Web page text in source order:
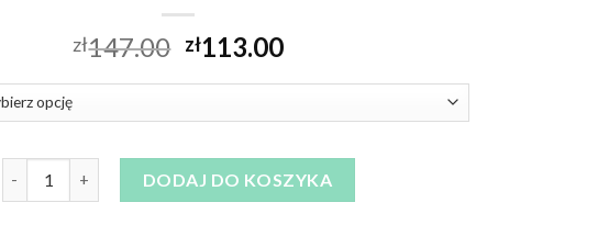
zł147.00 zł113.00
DODAJ DO KOSZYKA